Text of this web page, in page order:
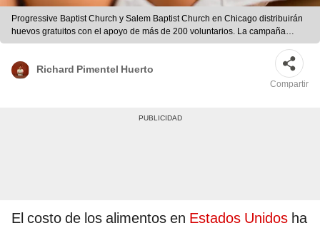
Progressive Baptist Church y Salem Baptist Church en Chicago distribuirán
huevos gratuitos con el apoyo de más de 200 voluntarios. La campaña
busca aliviar el impacto del aumento de precios en la comunidad local. Foto:
Richard Pimentel Huerto
Compartir
El costo de los alimentos en Estados Unidos ha